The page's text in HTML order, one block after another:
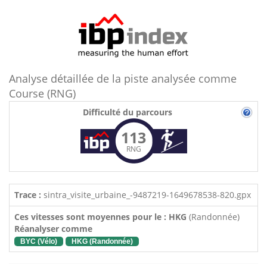
Analyse détaillée de la piste analysée comme
Course (RNG)
Difficulté du parcours
113
RNG
Trace : sintra_visite_urbaine_-9487219-1649678538-820.gpx
Ces vitesses sont moyennes pour le : HKG (Randonnée)
Réanalyser comme
BYC (Vélo) HKG (Randonnée)